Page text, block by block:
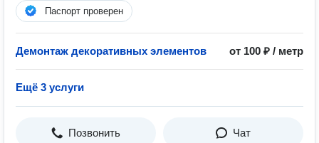
Паспорт проверен
Демонтаж декоративных элементов от 100 ₽ / метр
Ещё 3 услуги
Позвонить Чат